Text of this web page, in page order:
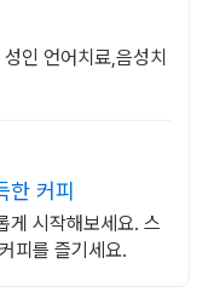
인 언어치료,음성치
한 커피
게 시작해보세요. 스
피를 즐기세요.